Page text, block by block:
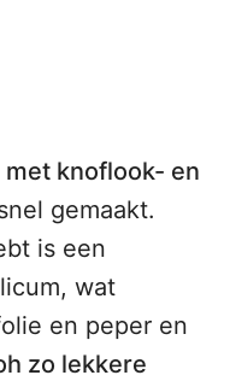
knoflook- en
gemaakt.
is een
wat
en peper en
zo lekkere